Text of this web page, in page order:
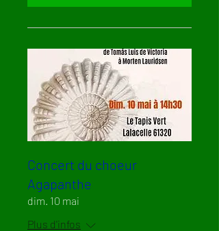
Concert du choeur
Agapanthe
dim. 10 mai
Plus d'infos